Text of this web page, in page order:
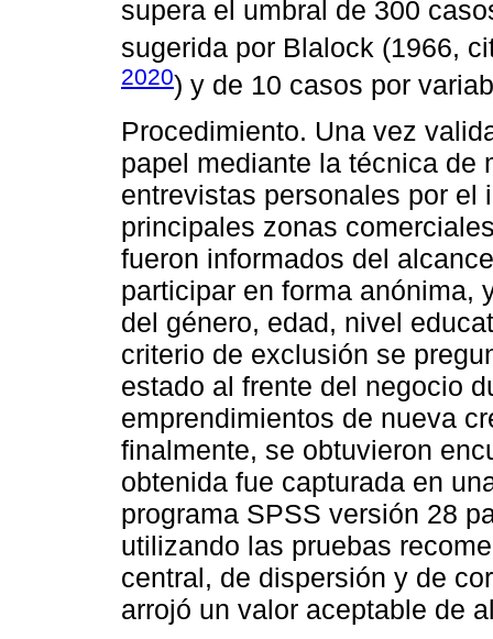
supera el umbral de 300
sugerida por Blalock (1966,
2020) y de 10 casos por
Procedimiento. Una vez
papel mediante la técnica de
entrevistas personales por el
principales zonas
fueron informados del
participar en forma anónima,
del género, edad, nivel
criterio de exclusión se
estado al frente del negocio
emprendimientos de nueva
finalmente, se obtuvieron
obtenida fue capturada en
programa SPSS versión 28
utilizando las pruebas
central, de dispersión y de
arrojó un valor aceptable de